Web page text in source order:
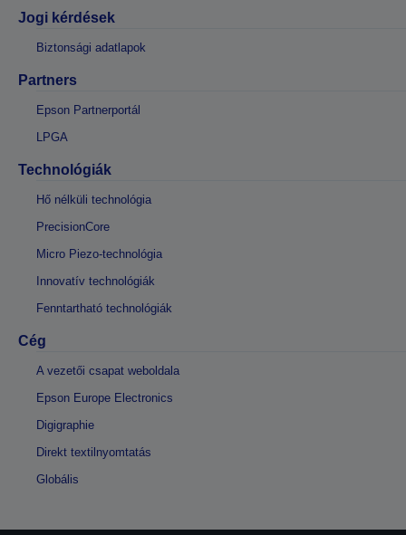
Jogi kérdések
Biztonsági adatlapok
Partners
Epson Partnerportál
LPGA
Technológiák
Hő nélküli technológia
PrecisionCore
Micro Piezo-technológia
Innovatív technológiák
Fenntartható technológiák
Cég
A vezetői csapat weboldala
Epson Europe Electronics
Digigraphie
Direkt textilnyomtatás
Globális